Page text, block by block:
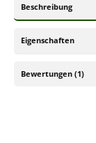
Beschreibung
Eigenschaften
Bewertungen (1)